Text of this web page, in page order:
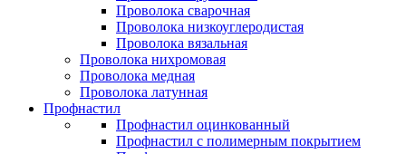
Проволока сварочная
Проволока низкоуглеродистая
Проволока вязальная
Проволока нихромовая
Проволока медная
Проволока латунная
Профнастил
Профнастил оцинкованный
Профнастил с полимерным покрытием